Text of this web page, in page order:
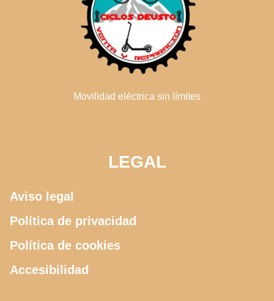
Movilidad eléctrica sin límites
LEGAL
Aviso legal
Política de privacidad
Política de cookies
Accesibilidad